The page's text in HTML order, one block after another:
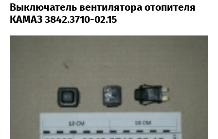
Выключатель вентилятора отопителя
КАМАЗ 3842.3710-02.15